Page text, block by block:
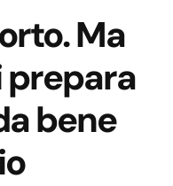
Ma
prepara
bene